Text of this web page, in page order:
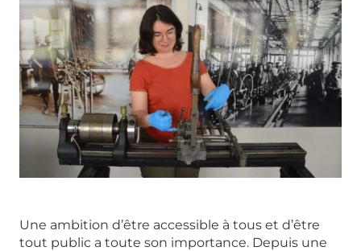
Une ambition d’être accessible à tous et d’être
tout public a toute son importance. Depuis une